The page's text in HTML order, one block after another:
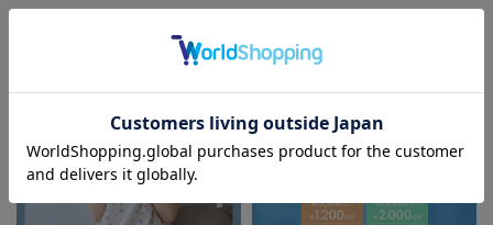
お気に入り商品を確認する
セール / キャンペーン / クーポン情報